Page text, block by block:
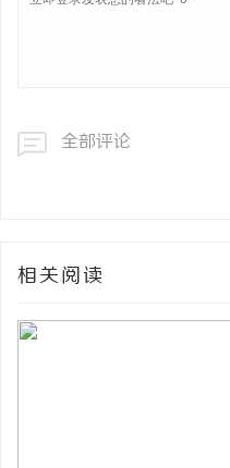
全部评论
相关阅读